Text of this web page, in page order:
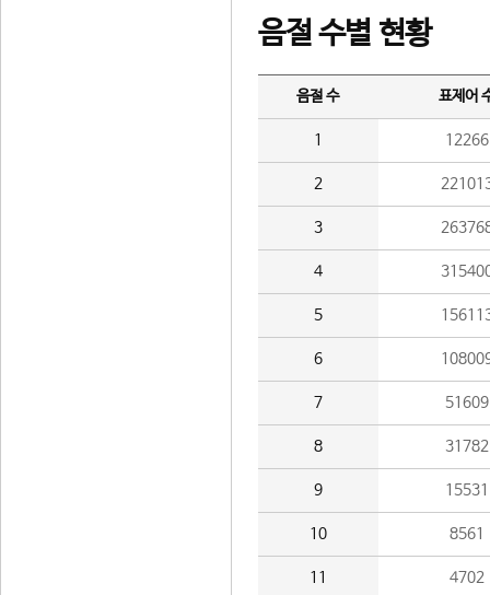
음절 수별 현황
음절 수 표제어
1 12266
2
3
4
5
6
7 51609
8 31782
9 15531
10 8561
11 4702